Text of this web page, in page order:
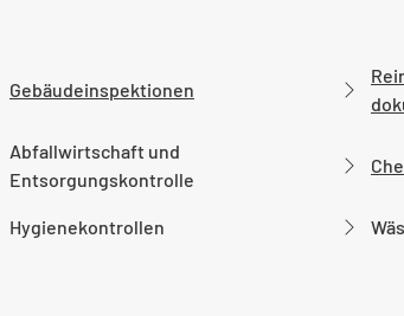
Gebäudeinspektionen
Abfallwirtschaft und
Entsorgungskontrolle
Hygienekontrollen